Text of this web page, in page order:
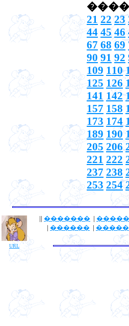
21 22 23
44 45 46
67 68 69
90 91 92
109 110
125 126
141 142
157 158
173 174
189 190
205 206
221 222
237 238
253 254
URL
|| ������� |
| ������ | �����